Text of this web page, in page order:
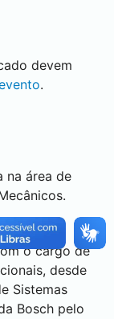
devem
.
na área de
o cargo de
desde
Sistemas
Bosch pelo